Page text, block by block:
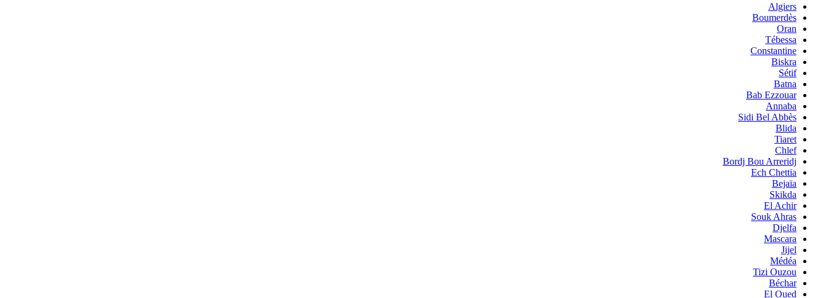
Algiers
Boumerdès
Oran
Tébessa
Constantine
Biskra
Sétif
Batna
Bab Ezzouar
Annaba
Sidi Bel Abbès
Blida
Tiaret
Chlef
Bordj Bou Arreridj
Ech Chettia
Bejaïa
Skikda
El Achir
Souk Ahras
Djelfa
Mascara
Jijel
Médéa
Tizi Ouzou
Béchar
El Oued